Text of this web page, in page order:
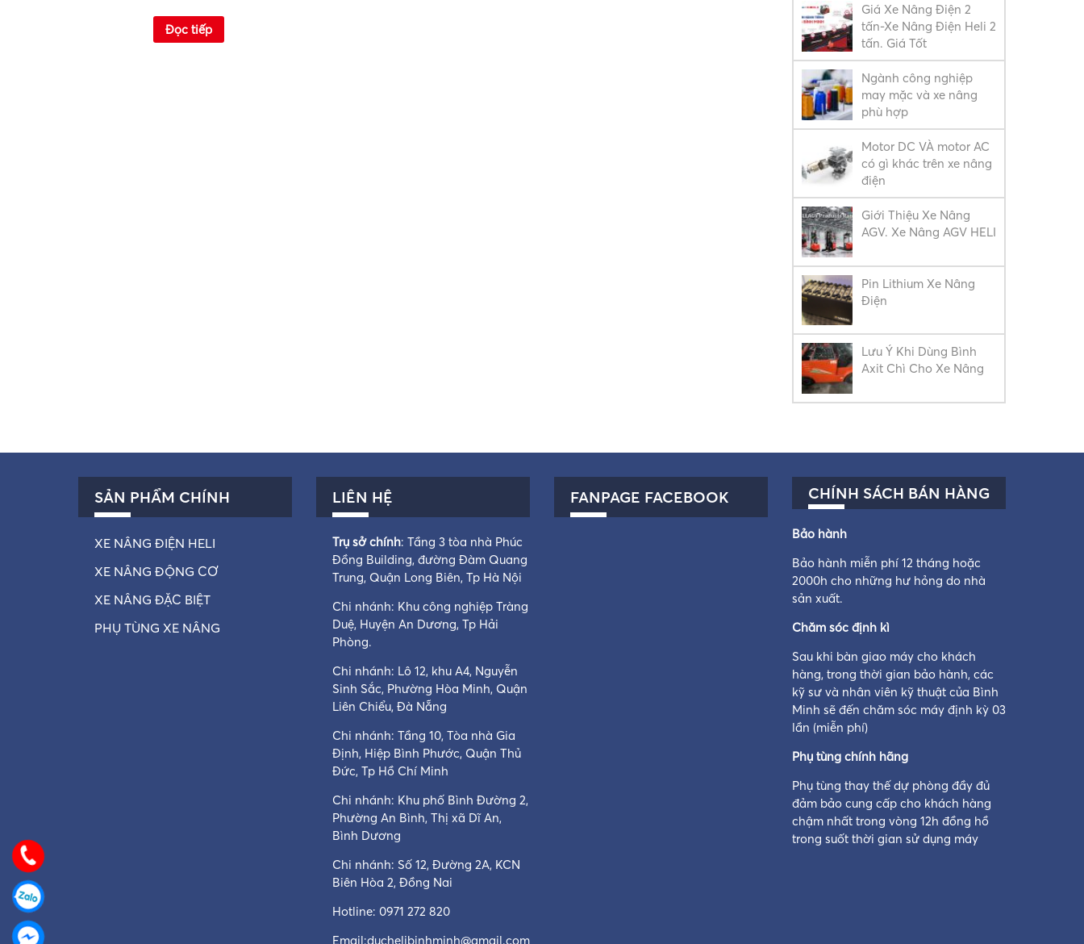
Đọc tiếp
Giá Xe Nâng Điện 2
tấn-Xe Nâng Điện Heli 2
tấn. Giá Tốt
Ngành công nghiệp
may mặc và xe nâng
phù hợp
Motor DC VÀ motor AC
có gì khác trên xe nâng
điện
Giới Thiệu Xe Nâng
AGV. Xe Nâng AGV HELI
Pin Lithium Xe Nâng
Điện
Lưu Ý Khi Dùng Bình
Axit Chì Cho Xe Nâng
SẢN PHẨM CHÍNH
XE NÂNG ĐIỆN HELI
XE NÂNG ĐỘNG CƠ
XE NÂNG ĐẶC BIỆT
PHỤ TÙNG XE NÂNG
LIÊN HỆ
Trụ sở chính: Tầng 3 tòa nhà Phúc
Đồng Building, đường Đàm Quang
Trung, Quận Long Biên, Tp Hà Nội
Chi nhánh: Khu công nghiệp Tràng
Duệ, Huyện An Dương, Tp Hải
Phòng.
Chi nhánh: Lô 12, khu A4, Nguyễn
Sinh Sắc, Phường Hòa Minh, Quận
Liên Chiểu, Đà Nẵng
Chi nhánh: Tầng 10, Tòa nhà Gia
Định, Hiệp Bình Phước, Quận Thủ
Đức, Tp Hồ Chí Minh
Chi nhánh: Khu phố Bình Đường 2,
Phường An Bình, Thị xã Dĩ An,
Bình Dương
Chi nhánh: Số 12, Đường 2A, KCN
Biên Hòa 2, Đồng Nai
Hotline: 0971 272 820
Email:duchelibinhminh@gmail.com
FANPAGE FACEBOOK CHÍNH SÁCH BÁN HÀNG
Bảo hành
Bảo hành miễn phí 12 tháng hoặc
2000h cho những hư hỏng do nhà
sản xuất.
Chăm sóc định kì
Sau khi bàn giao máy cho khách
hàng, trong thời gian bảo hành, các
kỹ sư và nhân viên kỹ thuật của Bình
Minh sẽ đến chăm sóc máy định kỳ 03
lần (miễn phí)
Phụ tùng chính hãng
Phụ tùng thay thế dự phòng đầy đủ
đảm bảo cung cấp cho khách hàng
chậm nhất trong vòng 12h đồng hồ
trong suốt thời gian sử dụng máy